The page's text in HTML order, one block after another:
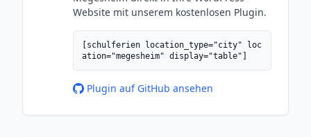
Website mit unserem kostenlosen Plugin.
[schulferien location_type="city" loc
ation="megesheim" display="table"]
Plugin auf GitHub ansehen